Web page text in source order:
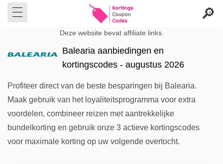
Deze website bevat affiliate links.
Balearia aanbiedingen en
kortingscodes - augustus 2026
Profiteer direct van de beste besparingen bij Balearia.
Maak gebruik van het loyaliteitsprogramma voor extra
voordelen, combineer reizen met aantrekkelijke
bundelkorting en gebruik onze 3 actieve kortingscodes
voor maximale korting op uw volgende overtocht.